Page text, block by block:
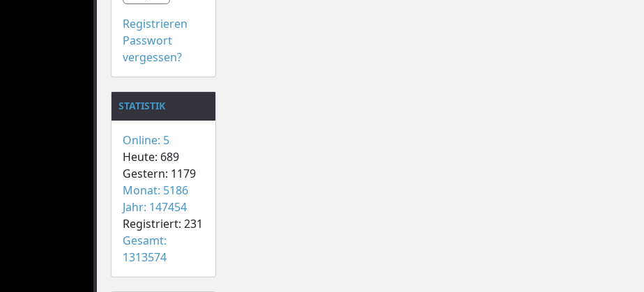
Registrieren
Passwort
vergessen?
STATISTIK
Online: 5
Heute: 689
Gestern: 1179
Monat: 5186
Jahr: 147454
Registriert: 231
Gesamt:
1313574